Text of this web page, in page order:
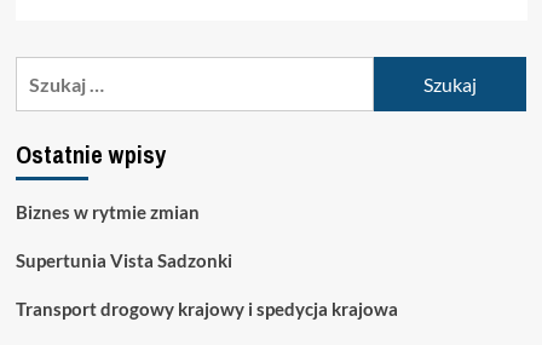
o
Ostatnie wpisy
Biznes w rytmie zmian
Supertunia Vista Sadzonki
Transport drogowy krajowy i spedycja krajowa